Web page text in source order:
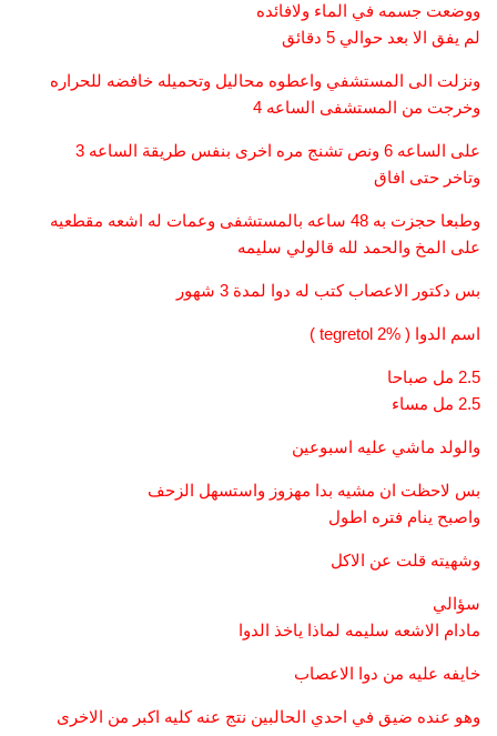
ووضعت جسمه في الماء ولافائده
لم يفق الا بعد حوالي 5 دقائق
ونزلت الى المستشفي واعطوه محاليل وتحميله خافضه للحراره
وخرجت من المستشفى الساعه 4
على الساعه 6 ونص تشنج مره اخرى بنفس طريقة الساعه 3
وتاخر حتى افاق
وطبعا حجزت به 48 ساعه بالمستشفى وعمات له اشعه مقطعيه
على المخ والحمد لله قالولي سليمه
بس دكتور الاعصاب كتب له دوا لمدة 3 شهور
اسم الدوا ( tegretol 2% )
2.5 مل صباحا
2.5 مل مساء
والولد ماشي عليه اسبوعين
بس لاحظت ان مشيه بدا مهزوز واستسهل الزحف
واصبح ينام فتره اطول
وشهيته قلت عن الاكل
سؤالي
مادام الاشعه سليمه لماذا ياخذ الدوا
خايفه عليه من دوا الاعصاب
وهو عنده ضيق في احدي الحالبين نتج عنه كليه اكبر من الاخرى